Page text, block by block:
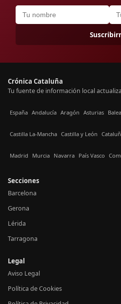
Crónica Cataluña
Tu fuente de información local
España Andalucía Aragón Asturias
Castilla La-Mancha Castilla y León
Madrid Murcia Navarra País Vasco
Secciones
Barcelona
Gerona
Lérida
Tarragona
Legal
Aviso Legal
Política de Cookies